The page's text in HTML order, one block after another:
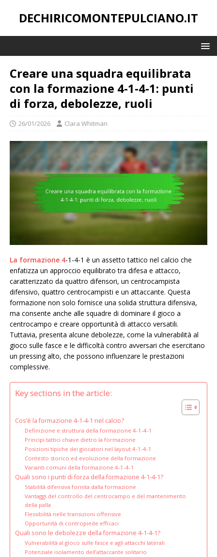
DECHIRICOMONTEPULCIANO.IT
Creare una squadra equilibrata
con la formazione 4-1-4-1: punti
di forza, debolezze, ruoli
26/01/2026 Clara Whitman
La formazione 4-1-4-1 è un assetto tattico nel calcio che
enfatizza un approccio equilibrato tra difesa e attacco,
caratterizzato da quattro difensori, un centrocampista
difensivo, quattro centrocampisti e un attaccante. Questa
formazione non solo fornisce una solida struttura difensiva,
ma consente anche alle squadre di dominare il gioco a
centrocampo e creare opportunità di attacco versatili.
Tuttavia, presenta alcune debolezze, come la vulnerabilità al
gioco sulle fasce e le difficoltà contro avversari che esercitano
un pressing alto, che possono influenzare le prestazioni
complessive.
Key sections in the article:
Cos’è la formazione 4-1-4-1 nel calcio?
Definizione e struttura della formazione 4-1-4-1
Principi tattici chiave dietro la formazione
Posizioni tipiche dei giocatori nel layout 4-1-4-1
Contesto storico ed evoluzione della formazione
Varianti comuni della formazione 4-1-4-1
Quali sono i punti di forza della formazione 4-1-4-1?
Stabilità difensiva fornita dalla formazione
Vantaggi del controllo del centrocampo e del mantenimento
della palla
Flessibilità nelle transizioni offensive
Opportunità di contropiede efficaci
Quali sono le debolezze della formazione 4-1-4-1?
Vulnerabilità al gioco sulle fasce e agli attacchi laterali
Potenziale isolamento dell’attaccante solitario